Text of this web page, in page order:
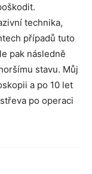
technika,
případů tuto
pak následně
stavu. Můj
a po 10 let
po operaci